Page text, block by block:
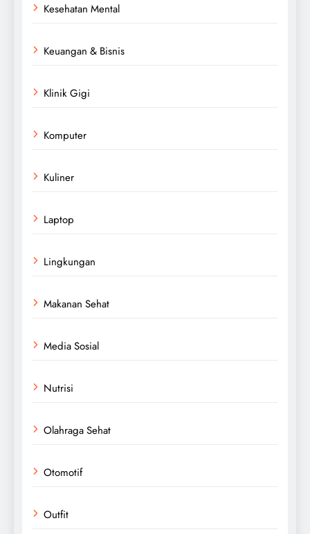
Kesehatan Mental
Keuangan & Bisnis
Klinik Gigi
Komputer
Kuliner
Laptop
Lingkungan
Makanan Sehat
Media Sosial
Nutrisi
Olahraga Sehat
Otomotif
Outfit